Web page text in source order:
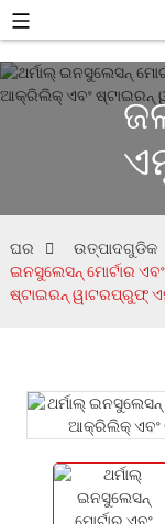
ଘର ଉତ୍ପାଦଗୁଡିକ
ଇନସୁଲେସନ୍ ମୋର୍ଟାର
ଷ୍ଟାଇରନ୍ ୱାଟରପ୍ରୁଫ୍